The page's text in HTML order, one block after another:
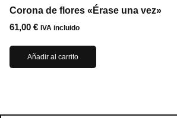
Corona de flores «Érase una vez»
61,00 € IVA incluido
Añadir al carrito